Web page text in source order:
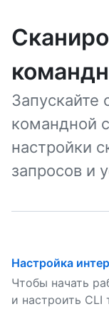
Запускайте
командной
настройки
запросов и
Настройка
Чтобы начать
и настроить CLI